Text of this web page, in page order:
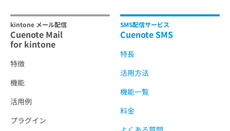
kintone メール配信
Cuenote Mail
for kintone
特徴
機能
活用例
プラグイン
SMS配信サービス
Cuenote SMS
特長
活用方法
機能一覧
料金